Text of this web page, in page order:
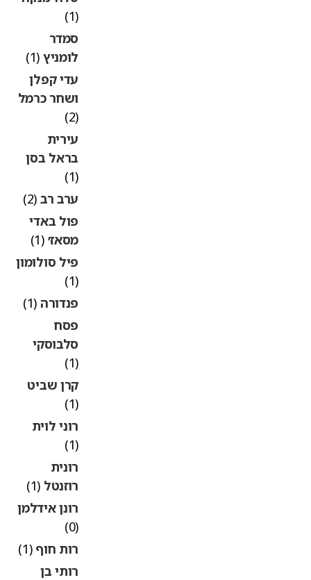
סמדר
לומניץ(1)
עדי קפלן
ושחר כרמל
עירית
בראל בסן
ערב רב(2)
פול באדי
מסאז׳(1)
פיל סולומון
פנדורה(1)
פסח
סלבוסקי
קרן שביט
רוני לוית
רונית
רוזנטל(1)
רונן אידלמן
רות חוף(1)
רותי בן